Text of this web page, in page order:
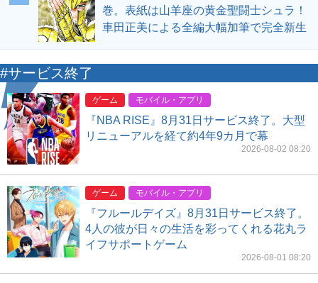
巻。表紙は山羊座の黄金聖闘士シュラ！
車田正美による全編大幅加筆で完全新生
#サービス終了
ゲーム モバイル・アプリ
『NBA RISE』8月31日サービス終了。大型
リニューアルを経て約4年9カ月で幕
2026-08-02 08:20
ゲーム モバイル・アプリ
『フルールデイズ』8月31日サービス終了。
4人の彼が日々の生活を彩ってくれる花丸ラ
イフサポートゲーム
2026-08-01 08:20